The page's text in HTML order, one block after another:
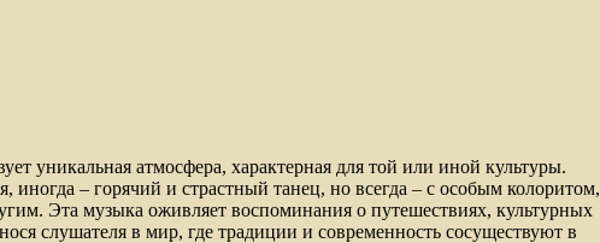
уникальная атмосфера, характерная для той или иной культуры.
иногда – горячий и страстный танец, но всегда – с особым колоритом,
Эта музыка оживляет воспоминания о путешествиях, культурных
слушателя в мир, где традиции и современность сосуществуют в